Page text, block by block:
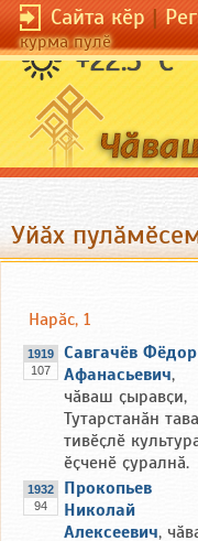
Сайта кӗр|
курма пулӗ
+22.5 °C
Уйӑх
Нарӑс, 1
1919
107
Савгачёв Фёдор
Афанасьевич,
чӑваш ҫыравҫи,
Тутарстанӑн тава
тивӗҫлӗ
ӗҫченӗ ҫуралнӑ.
1932
94
Прокопьев
Николай
Алексеевич,